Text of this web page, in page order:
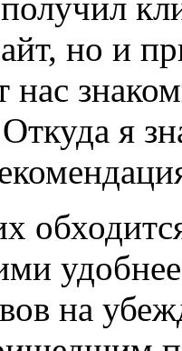
но и
нас
я
на